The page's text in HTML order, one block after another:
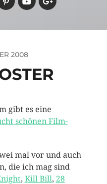
2008
gibt es eine
schönen Film-
mal vor und auch
die ich mag sind
, Kill Bill, 28